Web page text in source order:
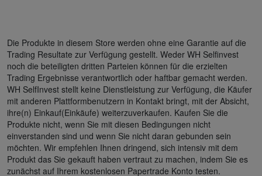
Die Produkte in diesem Store werden ohne eine Garantie auf die
Trading Resultate zur Verfügung gestellt. Weder WH Selfinvest
noch die beteiligten dritten Parteien können für die erzielten
Trading Ergebnisse verantwortlich oder haftbar gemacht werden.
WH SelfInvest stellt keine Dienstleistung zur Verfügung, die Käufer
mit anderen Plattformbenutzern in Kontakt bringt, mit der Absicht,
ihre(n) Einkauf(Einkäufe) weiterzuverkaufen. Kaufen Sie die
Produkte nicht, wenn Sie mit diesen Bedingungen nicht
einverstanden sind und wenn Sie nicht daran gebunden sein
möchten. Wir empfehlen Ihnen dringend, sich intensiv mit dem
Produkt das Sie gekauft haben vertraut zu machen, indem Sie es
zunächst auf Ihrem kostenlosen Papertrade Konto testen.